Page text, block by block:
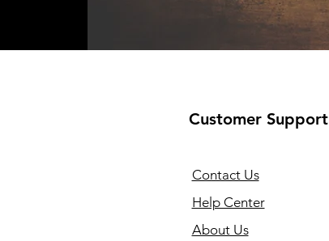
Customer Support
Contact Us
Help Center
About Us